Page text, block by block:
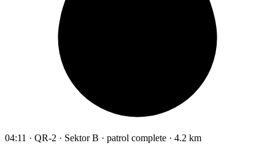
04:11 · QR-2 · Sektor B · patrol complete · 4.2 km